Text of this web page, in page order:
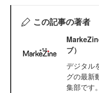
この記事の著者
ブ）
デジタル
グの最新
集部です。